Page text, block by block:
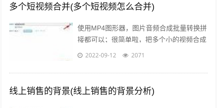
多个短视频合并(多个短视频怎么合并)
使用MP4图形器，图片音频合成批量转换拼
接都可以；很简单啦，把多个小的视频合成
一个大的视频需要使用视频编辑软件，可以
2022-09-12 2071
线上销售的背景(线上销售的背景分析)